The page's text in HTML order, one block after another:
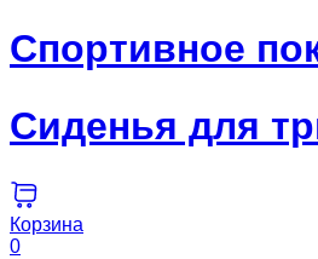
Спортивное
Сиденья для
Корзина
0